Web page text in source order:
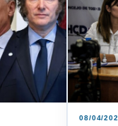
08/04/